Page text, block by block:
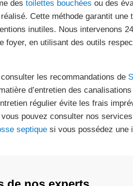
des toilettes bouchées ou des
Cette méthode garantit une
inutiles. Nous intervenons
foyer, en utilisant des outils
les recommandations de
d’entretien des
régulier évite les frais
vous pouvez consulter nos
septiquesi vous possédez une